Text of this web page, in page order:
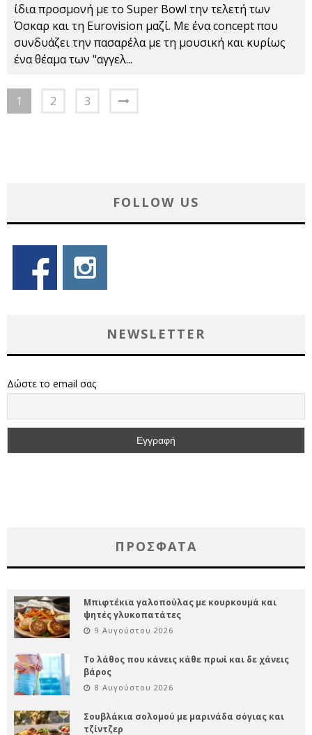
ίδια προσμονή με το Super Bowl την τελετή των
Όσκαρ και τη Eurovision μαζί. Με ένα concept που
συνδυάζει την πασαρέλα με τη μουσική και κυρίως
ένα θέαμα των "αγγελ...
1 2 3
FOLLOW US
NEWSLETTER
Δώστε το email σας
ΠΡΌΣΦΑΤΑ
Μπιφτέκια γαλοπούλας με κουρκουμά και
ψητές γλυκοπατάτες
9 Αυγούστου 2026
Το λάθος που κάνεις κάθε πρωί και δε χάνεις
βάρος
8 Αυγούστου 2026
Σουβλάκια σολομού με μαρινάδα σόγιας και
τζίντζερ